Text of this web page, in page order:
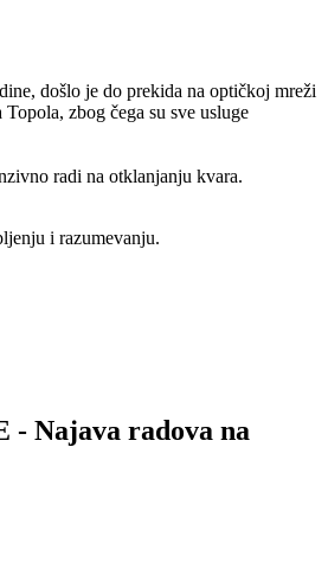
došlo je do prekida na optičkoj mreži
zbog čega su sve usluge
radi na otklanjanju kvara.
i razumevanju.
- Najava radova na